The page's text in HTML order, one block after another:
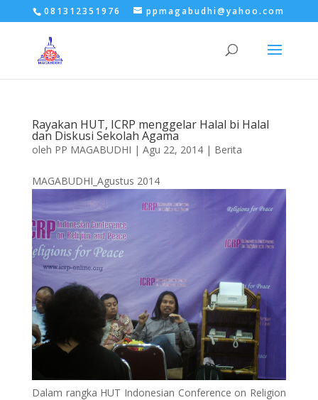
081312351976 ppmagabudhi@yahoo.com
Rayakan HUT, ICRP menggelar Halal bi Halal
dan Diskusi Sekolah Agama
oleh PP MAGABUDHI | Agu 22, 2014| Berita
MAGABUDHI_Agustus 2014
Dalam rangka HUT Indonesian Conference on Religion